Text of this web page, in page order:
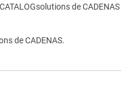
de CADENAS
de CADENAS.